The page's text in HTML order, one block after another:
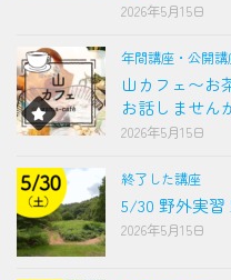
2026年5月15日
年間講座・公開講
山カフェ〜お
お話しません
2026年5月15日
終了した講座
5/30 野外実
2026年5月15日